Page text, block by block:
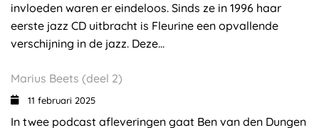
invloeden waren er eindeloos. Sinds ze in 1996 haar
eerste jazz CD uitbracht is Fleurine een opvallende
verschijning in de jazz. Deze...
Marius Beets (deel 2)
11 februari 2025
In twee podcast afleveringen gaat Ben van den Dungen